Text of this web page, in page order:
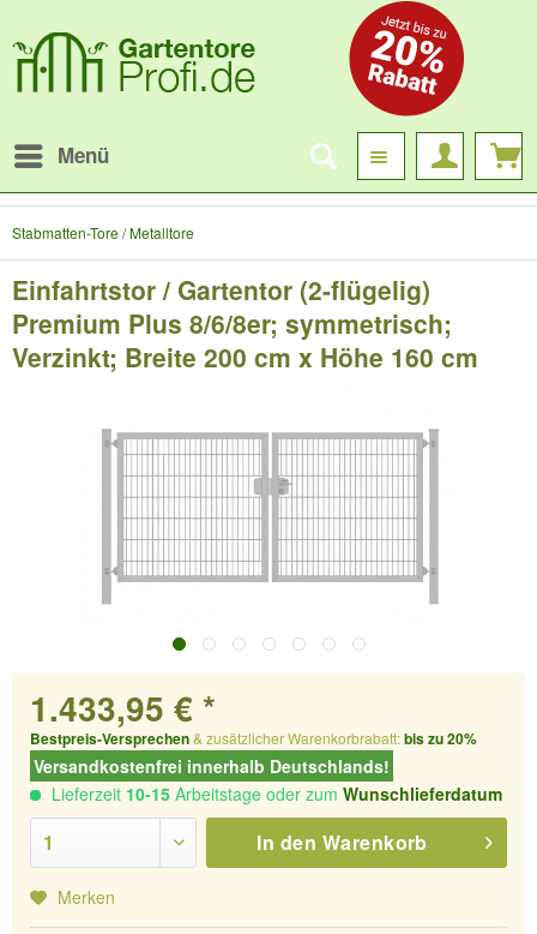
Menü
Stabmatten-Tore / Metalltore
Einfahrtstor / Gartentor (2-flügelig)
Premium Plus 8/6/8er; symmetrisch;
Verzinkt; Breite 200 cm x Höhe 160 cm
1.433,95 € *
Bestpreis-Versprechen& zusätzlicher Warenkorbrabatt:bis zu 20%
Versandkostenfrei innerhalb Deutschlands!
Lieferzeit 10-15 Arbeitstage oder zum Wunschlieferdatum
In den Warenkorb
Merken